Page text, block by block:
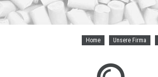
Home Unsere Firma